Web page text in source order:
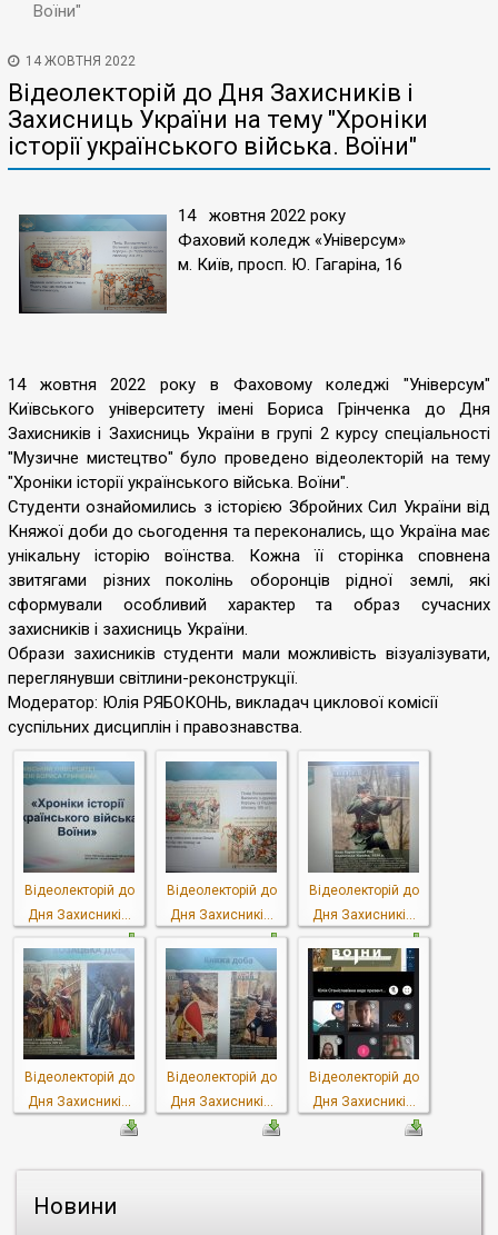
Воїни"
Новини
14 ЖОВТНЯ 2022
Відеолекторій до Дня Захисників і
Захисниць України на тему "Хроніки
історії українського війська. Воїни"
14 жовтня 2022 року
Фаховий коледж «Універсум»
м. Київ, просп. Ю. Гагаріна, 16
14 жовтня 2022 року в Фаховому коледжі "Універсум"
Київського університету імені Бориса Грінченка до Дня
Захисників і Захисниць України в групі 2 курсу спеціальності
"Музичне мистецтво" було проведено відеолекторій на тему
"Хроніки історії українського війська. Воїни".
Студенти ознайомились з історією Збройних Сил України від
Княжої доби до сьогодення та переконались, що Україна має
унікальну історію воїнства. Кожна її сторінка сповнена
звитягами різних поколінь оборонців рідної землі, які
сформували особливий характер та образ сучасних
захисників і захисниць України.
Образи захисників студенти мали можливість візуалізувати,
переглянувши світлини-реконструкції.
Модератор: Юлія РЯБОКОНЬ, викладач циклової комісії
суспільних дисциплін і правознавства.
Відеолекторій до
Дня Захисникі...
Відеолекторій до
Дня Захисникі...
Відеолекторій до
Дня Захисникі...
Відеолекторій до
Дня Захисникі...
Відеолекторій до
Дня Захисникі...
Відеолекторій до
Дня Захисникі...